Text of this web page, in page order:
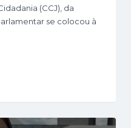
(CCJ), da
se colocou à